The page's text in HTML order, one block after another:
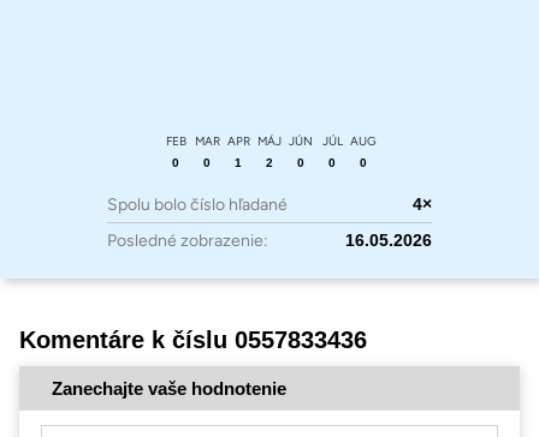
FEB
0
MAR
0
APR
1
MÁJ
2
JÚN
0
JÚL
0
AUG
0
Spolu bolo číslo hľadané 4×
Posledné zobrazenie: 16.05.2026
Komentáre k číslu 0557833436
Zanechajte vaše hodnotenie